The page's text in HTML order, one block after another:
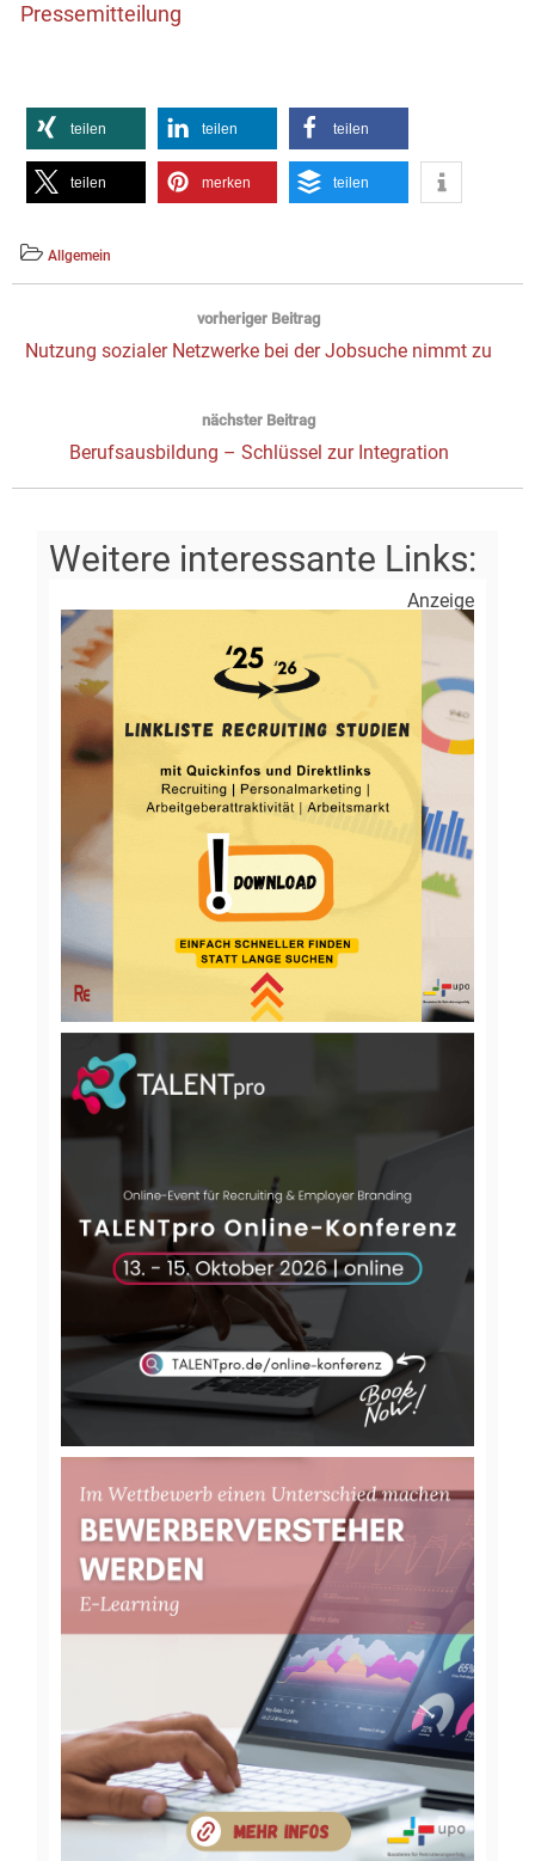
Pressemitteilung
teilen teilen teilen
teilen merken teilen
Allgemein
Beitragsnavigation
vorheriger Beitrag
Vorheriger
Nutzung sozialer Netzwerke bei der Jobsuche nimmt zu
nächster Beitrag
Next
post:
Berufsausbildung – Schlüssel zur Integration
Anzeige